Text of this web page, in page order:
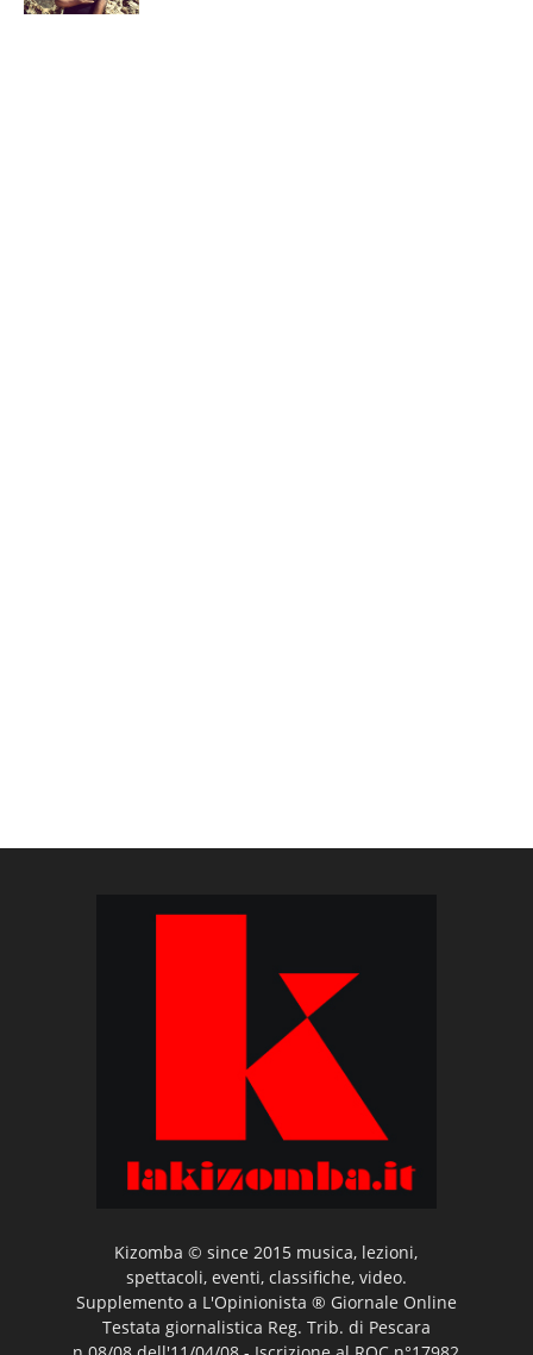
Kizomba © since 2015 musica, lezioni,
spettacoli, eventi, classifiche, video.
Supplemento a L'Opinionista ® Giornale Online
Testata giornalistica Reg. Trib. di Pescara